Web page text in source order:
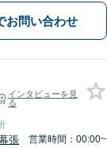
弁護士直通です
事前予約】
お問い合わせ
インタビューを見
る
張
営業時間：00:00~